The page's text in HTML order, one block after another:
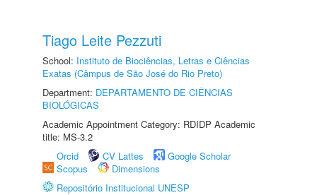
Tiago Leite Pezzuti
School: Instituto de Biociências, Letras e Ciências
Exatas (Câmpus de São José do Rio Preto)
Department: DEPARTAMENTO DE CIÊNCIAS
BIOLÓGICAS
Academic Appointment Category: RDIDP Academic
title: MS-3.2
Orcid
CV Lattes
Google Scholar
Scopus
Dimensions
Repositório Institucional UNESP